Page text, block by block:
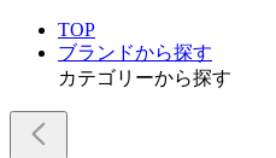
TOP
ブランドから探す
カテゴリーから探す